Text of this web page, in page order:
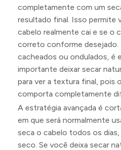
completamente com um
resultado final. Isso permite
cabelo realmente cai e se o
correto conforme desejado.
cacheados ou ondulados, é
importante deixar secar
para ver a textura final, pois
comporta completamente
A estratégia avançada é
em que será normalmente
seca o cabelo todos os
seco. Se você deixa secar